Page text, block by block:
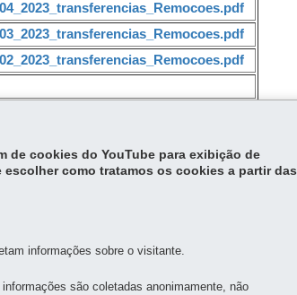
de cookies do YouTube para exibição de
como tratamos os cookies a partir das
informações sobre o visitante.
são coletadas anonimamente, não